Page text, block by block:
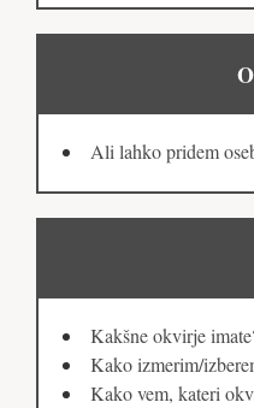
Ali lahko pridem
Kakšne okvirje
Kako izmerim/
Kako vem, kateri